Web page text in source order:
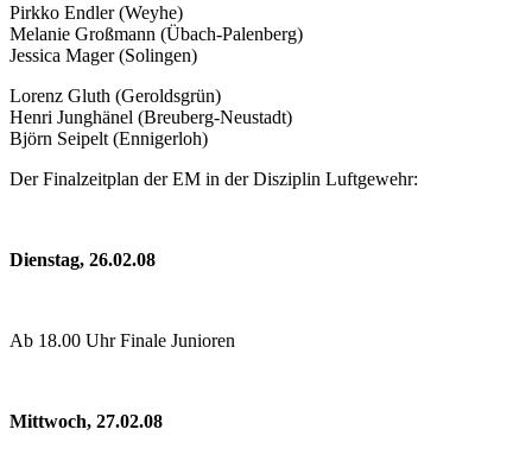
Pirkko Endler (Weyhe)
Melanie Großmann (Übach-Palenberg)
Jessica Mager (Solingen)
Lorenz Gluth (Geroldsgrün)
Henri Junghänel (Breuberg-Neustadt)
Björn Seipelt (Ennigerloh)
Der Finalzeitplan der EM in der Disziplin Luftgewehr:
Dienstag, 26.02.08
Ab 18.00 Uhr Finale Junioren
Mittwoch, 27.02.08